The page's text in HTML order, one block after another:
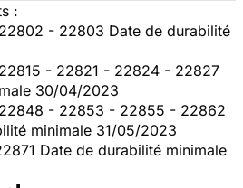
:
- 22803 Date de durabilité
- 22821 - 22824 - 22827
30/04/2023
- 22853 - 22855 - 22862
minimale 31/05/2023
Date de durabilité minimale